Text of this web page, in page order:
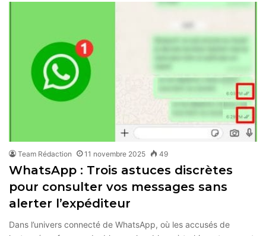
Team Rédaction 11 novembre 2025 49
WhatsApp : Trois astuces discrètes
pour consulter vos messages sans
alerter l’expéditeur
Dans l’univers connecté de WhatsApp, où les accusés de